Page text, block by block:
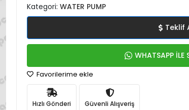
Kategori: WATER PUMP
Teklif
WHATSAPP İLE
Favorilerime ekle
Hızlı Gönderi Güvenli Alışveriş